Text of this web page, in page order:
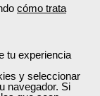
cómo trata
tu experiencia
y seleccionar
navegador. Si